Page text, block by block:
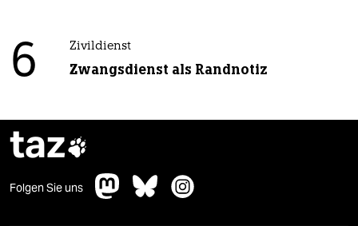
6 Zivildienst
Zwangsdienst als Randnotiz
taz
Folgen Sie uns